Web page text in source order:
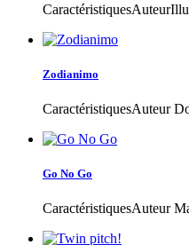
Zodianimo
CaractéristiquesAuteur
Go No Go
CaractéristiquesAuteur